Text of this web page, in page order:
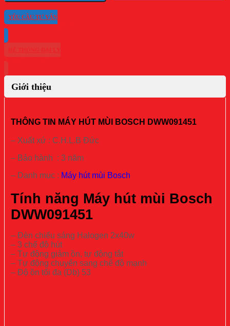
YÊU CẦU TƯ VẤN
Giới thiệu
THÔNG TIN MÁY HÚT MÙI BOSCH DWW091451
– Xuất xứ : C.H.L.B Đức
– Bảo hành : 3 năm
– Danh mục : Máy hút mùi Bosch
Tính năng Máy hút mùi Bosch
DWW091451
– Đèn chiếu sáng Halogen 2x40w
– 3 chế độ hút
– Tự động giảm ồn, tự động tắt
– Tự động chuyển sang chế độ mạnh
– Độ ồn tối đa (Db) 53